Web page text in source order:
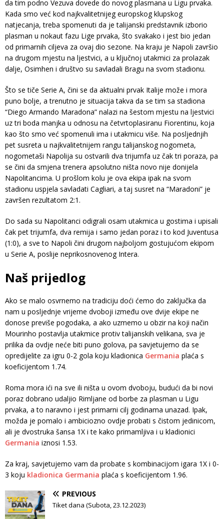
da tim podno Vezuva dovede do novog plasmana u Ligu prvaka.
Kada smo već kod najkvalitetnijeg europskog klupskog
natjecanja, treba spomenuti da je talijanski predstavnik izborio
plasman u nokaut fazu Lige prvaka, što svakako i jest bio jedan
od primarnih ciljeva za ovaj dio sezone. Na kraju je Napoli završio
na drugom mjestu na ljestvici, a u ključnoj utakmici za prolazak
dalje, Osimhen i društvo su savladali Bragu na svom stadionu.
Što se tiče Serie A, čini se da aktualni prvak Italije može i mora
puno bolje, a trenutno je situacija takva da se tim sa stadiona
“Diego Armando Maradona” nalazi na šestom mjestu na ljestvici
uz tri boda manjka u odnosu na četvrtoplasiranu Fiorentinu, koja
kao što smo već spomenuli ima i utakmicu više. Na posljednjih
pet susreta u najkvalitetnijem rangu talijanskog nogometa,
nogometaši Napolija su ostvarili dva trijumfa uz čak tri poraza, pa
se čini da smjena trenera apsolutno ništa novo nije donijela
Napolitancima. U prošlom kolu je ova ekipa ipak na svom
stadionu uspjela savladati Cagliari, a taj susret na “Maradoni” je
završen rezultatom 2:1.
Do sada su Napolitanci odigrali osam utakmica u gostima i upisali
čak pet trijumfa, dva remija i samo jedan poraz i to kod Juventusa
(1:0), a sve to Napoli čini drugom najboljom gostujućom ekipom
u Serie A, poslije neprikosnovenog Intera.
Naš prijedlog
Ako se malo osvrnemo na tradiciju doći ćemo do zaključka da
nam u posljednje vrijeme dvoboji između ove dvije ekipe ne
donose previše pogodaka, a ako uzmemo u obzir na koji način
Mourinho postavlja utakmice protiv talijanskih velikana, sva je
prilika da ovdje neće biti puno golova, pa savjetujemo da se
opredijelite za igru 0-2 gola koju kladionica Germania plaća s
koeficijentom 1.74.
Roma mora ići na sve ili ništa u ovom dvoboju, budući da bi novi
poraz dobrano udaljio Rimljane od borbe za plasman u Ligu
prvaka, a to naravno i jest primarni cilj godinama unazad. Ipak,
možda je pomalo i ambiciozno ovdje probati s čistom jedinicom,
ali je dvostruka šansa 1X i te kako primamljiva i u kladionici
Germania iznosi 1.53.
Za kraj, savjetujemo vam da probate s kombinacijom igara 1X i 0-
3 koju kladionica Germania plaća s koeficijentom 1.96.
PREVIOUS
Tiket dana (Subota, 23.12.2023)